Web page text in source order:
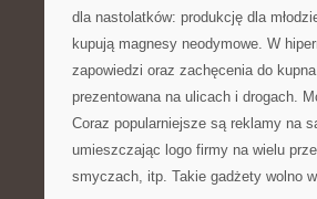
dla nastolatków: produkcję dla
kupują magnesy neodymowe. W
zapowiedzi oraz zachęcenia do
prezentowana na ulicach i drogach.
Coraz popularniejsze są reklamy na
umieszczając logo firmy na wielu
smyczach, itp. Takie gadżety wolno